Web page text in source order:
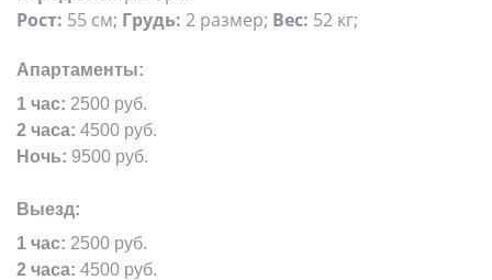
Рост: 55 см; Грудь: 2 размер; Вес: 52 кг;
Апартаменты:
1 час: 2500 руб.
2 часа: 4500 руб.
Ночь: 9500 руб.
Выезд:
1 час: 2500 руб.
2 часа: 4500 руб.